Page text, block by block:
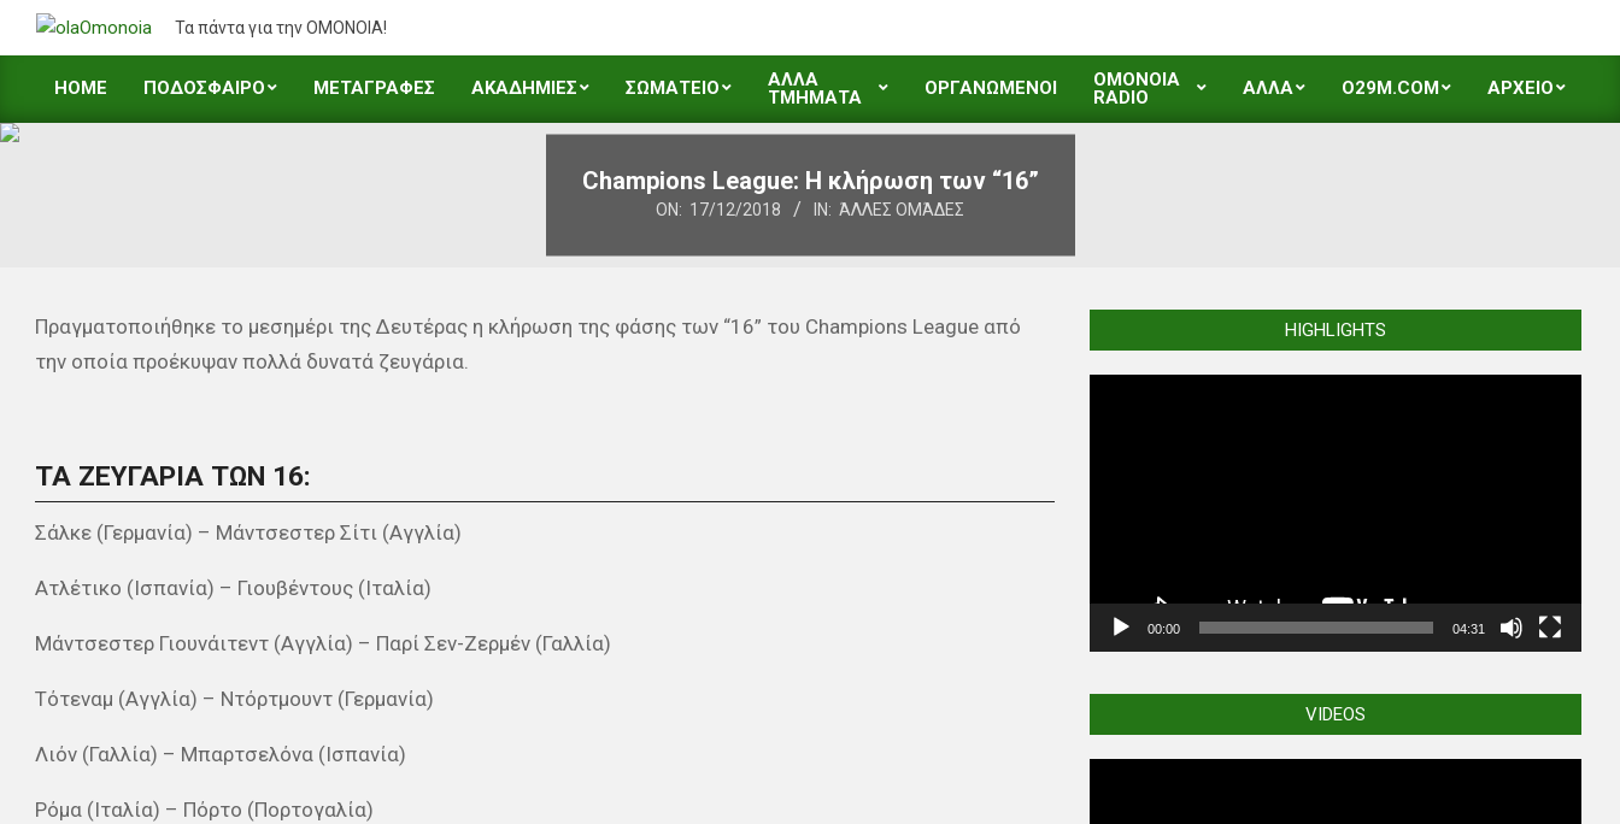
Τα πάντα για την ΟΜΟΝΟΙΑ!
HOME ΠΟΔΟΣΦΑΙΡΟ ΜΕΤΑΓΡΑΦΕΣ ΑΚΑΔΗΜΙΕΣ ΣΩΜΑΤΕΙΟ
ΑΛΛΑ
ΤΜΗΜΑΤΑ
ΟΡΓΑΝΩΜΕΝΟΙ
OMONOIA
RADIO
ΑΛΛΑ O29M.COM ΑΡΧΕΙΟ
Champions League: Η κλήρωση των “16”
ON: 17/12/2018 IN: ΆΛΛΕΣ ΟΜΆΔΕΣ
Πραγματοποιήθηκε το μεσημέρι της Δευτέρας η κλήρωση της φάσης των “16” του Champions League από
την οποία προέκυψαν πολλά δυνατά ζευγάρια.
ΤΑ ΖΕΥΓΑΡΙΑ ΤΩΝ 16:
Σάλκε (Γερμανία) – Μάντσεστερ Σίτι (Αγγλία)
Ατλέτικο (Ισπανία) – Γιουβέντους (Ιταλία)
Μάντσεστερ Γιουνάιτεντ (Αγγλία) – Παρί Σεν-Ζερμέν (Γαλλία)
Τότεναμ (Αγγλία) – Ντόρτμουντ (Γερμανία)
Λιόν (Γαλλία) – Μπαρτσελόνα (Ισπανία)
Ρόμα (Ιταλία) – Πόρτο (Πορτογαλία)
HIGHLIGHTS
00:00 04:31
VIDEOS